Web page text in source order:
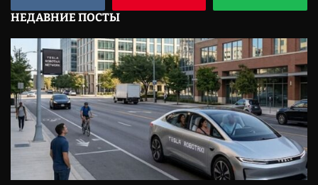
НЕДАВНИЕ ПОСТЫ